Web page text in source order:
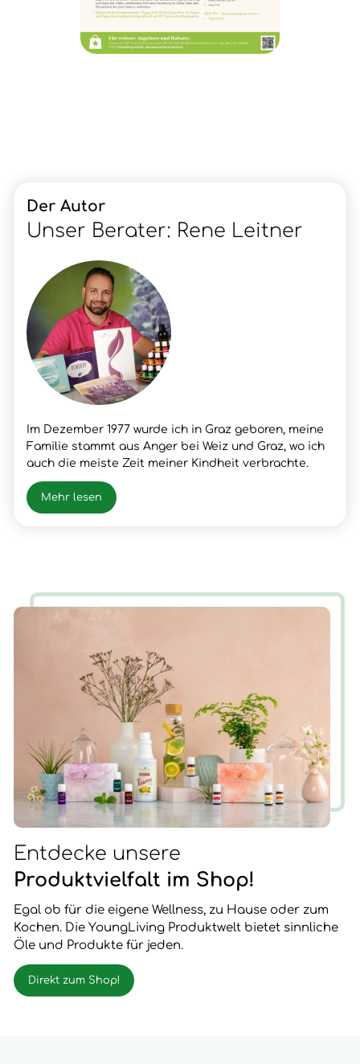
Der Autor
Unser Berater: Rene Leitner
Im Dezember 1977 wurde ich in Graz geboren, meine
Familie stammt aus Anger bei Weiz und Graz, wo ich
auch die meiste Zeit meiner Kindheit verbrachte.
Nach meinem Schulabschluss lernte ich den Beruf
meines Vaters, Fleischer, wo ich dann auch die
Gesellen- und Meister Prüfung positiv absolvierte.
brachte. Nun ist die Zeit gekommen, wieder AUF ZU
Mehr lesen
Entdecke unsere
Produktvielfalt im Shop!
Egal ob für die eigene Wellness, zu Hause oder zum
Kochen. Die YoungLiving Produktwelt bietet sinnliche
Öle und Produkte für jeden.
Direkt zum Shop!